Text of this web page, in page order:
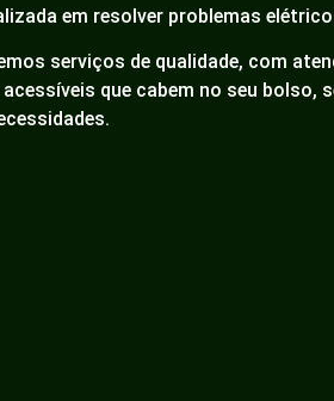
em resolver problemas
serviços de qualidade, com
que cabem no seu bolso,